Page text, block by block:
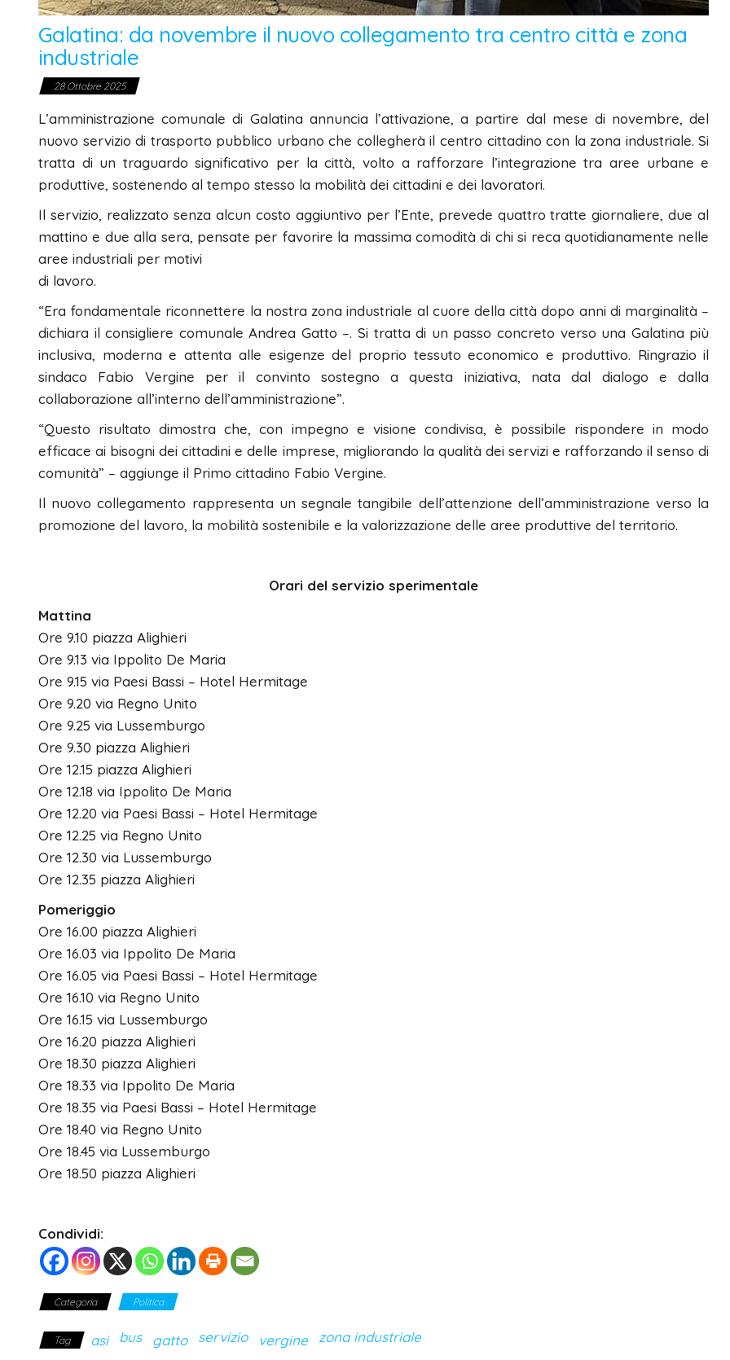
Galatina: da novembre il nuovo collegamento tra centro città e zona
industriale
28 Ottobre 2025
L’amministrazione comunale di Galatina annuncia l’attivazione, a partire dal mese di novembre, del
nuovo servizio di trasporto pubblico urbano che collegherà il centro cittadino con la zona industriale. Si
tratta di un traguardo significativo per la città, volto a rafforzare l’integrazione tra aree urbane e
produttive, sostenendo al tempo stesso la mobilità dei cittadini e dei lavoratori.
Il servizio, realizzato senza alcun costo aggiuntivo per l’Ente, prevede quattro tratte giornaliere, due al
mattino e due alla sera, pensate per favorire la massima comodità di chi si reca quotidianamente nelle
aree industriali per motivi
di lavoro.
“Era fondamentale riconnettere la nostra zona industriale al cuore della città dopo anni di marginalità –
dichiara il consigliere comunale Andrea Gatto –. Si tratta di un passo concreto verso una Galatina più
inclusiva, moderna e attenta alle esigenze del proprio tessuto economico e produttivo. Ringrazio il
sindaco Fabio Vergine per il convinto sostegno a questa iniziativa, nata dal dialogo e dalla
collaborazione all’interno dell’amministrazione”.
“Questo risultato dimostra che, con impegno e visione condivisa, è possibile rispondere in modo
efficace ai bisogni dei cittadini e delle imprese, migliorando la qualità dei servizi e rafforzando il senso di
comunità” – aggiunge il Primo cittadino Fabio Vergine.
Il nuovo collegamento rappresenta un segnale tangibile dell’attenzione dell’amministrazione verso la
promozione del lavoro, la mobilità sostenibile e la valorizzazione delle aree produttive del territorio.
Orari del servizio sperimentale
Mattina
Ore 9.10 piazza Alighieri
Ore 9.13 via Ippolito De Maria
Ore 9.15 via Paesi Bassi – Hotel Hermitage
Ore 9.20 via Regno Unito
Ore 9.25 via Lussemburgo
Ore 9.30 piazza Alighieri
Ore 12.15 piazza Alighieri
Ore 12.18 via Ippolito De Maria
Ore 12.20 via Paesi Bassi – Hotel Hermitage
Ore 12.25 via Regno Unito
Ore 12.30 via Lussemburgo
Ore 12.35 piazza Alighieri
Pomeriggio
Ore 16.00 piazza Alighieri
Ore 16.03 via Ippolito De Maria
Ore 16.05 via Paesi Bassi – Hotel Hermitage
Ore 16.10 via Regno Unito
Ore 16.15 via Lussemburgo
Ore 16.20 piazza Alighieri
Ore 18.30 piazza Alighieri
Ore 18.33 via Ippolito De Maria
Ore 18.35 via Paesi Bassi – Hotel Hermitage
Ore 18.40 via Regno Unito
Ore 18.45 via Lussemburgo
Ore 18.50 piazza Alighieri
Condividi:
Categoria Politica
Tag asi bus gatto servizio vergine zona industriale